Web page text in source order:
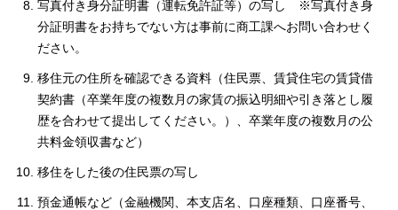
写真付き身分証明書（運転免許証等）の写し ※写真付き身
分証明書をお持ちでない方は事前に商工課へお問い合わせく
ださい。
移住元の住所を確認できる資料（住民票、賃貸住宅の賃貸借
契約書（卒業年度の複数月の家賃の振込明細や引き落とし履
歴を合わせて提出してください。）、卒業年度の複数月の公
共料金領収書など）
移住をした後の住民票の写し
預金通帳など（金融機関、本支店名、口座種類、口座番号、